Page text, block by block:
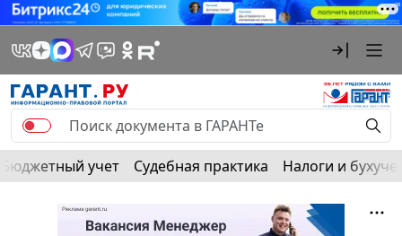
Бюджетный учет Судебная практика Налоги и